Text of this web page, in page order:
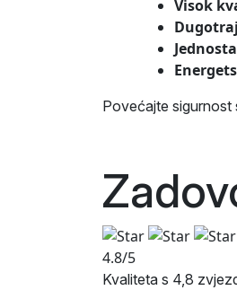
Visok
Povećajte sigurnost
4.8/5
Kvaliteta s 4,8